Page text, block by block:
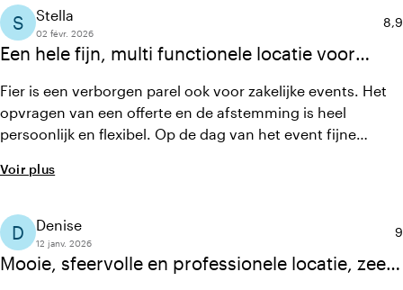
het wellicht even zoeken.
Een hele fijn, multi functionele locatie voor
S Stella
02 févr. 2026
8,9
Fier is een verborgen parel ook voor zakelijke events. Het
opvragen van een offerte en de afstemming is heel
persoonlijk en flexibel. Op de dag van het event fijne
leuk dat je kunt "uitbreken" naar het fort.
Voir plus
Mooie, sfeervolle en professionele locatie, zeer
D Denise
12 janv. 2026
9